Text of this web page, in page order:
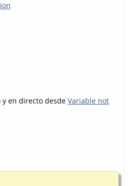
en directo desde Variable not